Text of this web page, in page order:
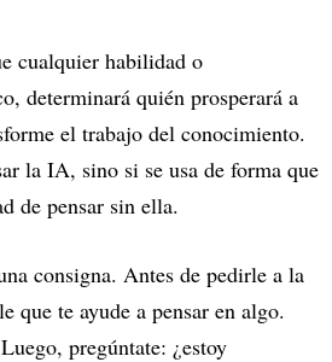
cualquier habilidad o
determinará quién prosperará a
el trabajo del conocimiento.
la IA, sino si se usa de forma que
de pensar sin ella.
consigna. Antes de pedirle a la
que te ayude a pensar en algo.
pregúntate: ¿estoy